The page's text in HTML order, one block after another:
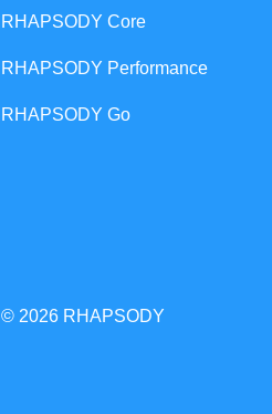
RHAPSODY Core
RHAPSODY Performance
RHAPSODY Go
© 2026 RHAPSODY